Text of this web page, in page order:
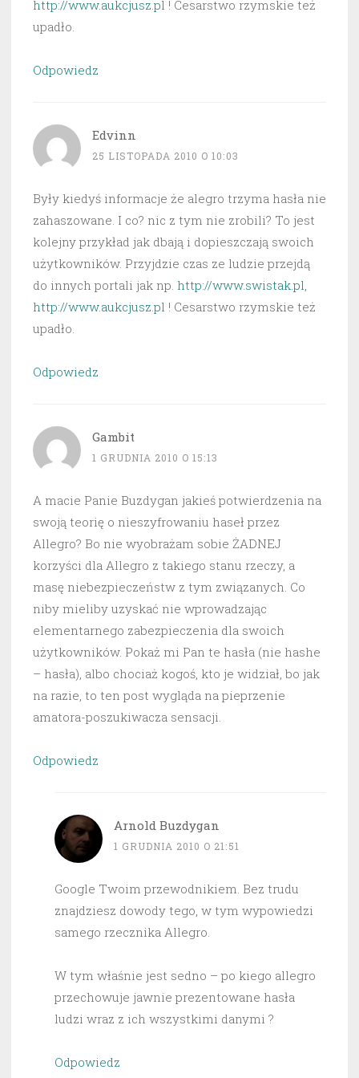
http://www.aukcjusz.pl ! Cesarstwo rzymskie też
upadło.
Odpowiedz
Edvinn
25 LISTOPADA 2010 O 10:03
Były kiedyś informacje że alegro trzyma hasła nie
zahaszowane. I co? nic z tym nie zrobili? To jest
kolejny przykład jak dbają i dopieszczają swoich
użytkowników. Przyjdzie czas ze ludzie przejdą
do innych portali jak np. http://www.swistak.pl,
http://www.aukcjusz.pl ! Cesarstwo rzymskie też
upadło.
Odpowiedz
Gambit
1 GRUDNIA 2010 O 15:13
A macie Panie Buzdygan jakieś potwierdzenia na
swoją teorię o nieszyfrowaniu haseł przez
Allegro? Bo nie wyobrażam sobie ŻADNEJ
korzyści dla Allegro z takiego stanu rzeczy, a
masę niebezpieczeństw z tym związanych. Co
niby mieliby uzyskać nie wprowadzając
elementarnego zabezpieczenia dla swoich
użytkowników. Pokaż mi Pan te hasła (nie hashe
– hasła), albo chociaż kogoś, kto je widział, bo jak
na razie, to ten post wygląda na pieprzenie
amatora-poszukiwacza sensacji.
Odpowiedz
Arnold Buzdygan
1 GRUDNIA 2010 O 21:51
Google Twoim przewodnikiem. Bez trudu
znajdziesz dowody tego, w tym wypowiedzi
samego rzecznika Allegro.
W tym właśnie jest sedno – po kiego allegro
przechowuje jawnie prezentowane hasła
ludzi wraz z ich wszystkimi danymi ?
Odpowiedz